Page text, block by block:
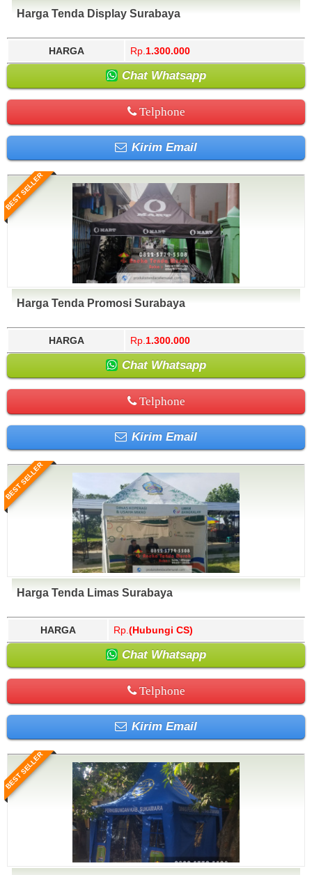
Harga Tenda Display Surabaya
HARGA Rp. 1.300.000
Chat Whatsapp
Telphone
Kirim Email
BEST SELLER
Harga Tenda Promosi Surabaya
HARGA Rp. 1.300.000
Chat Whatsapp
Telphone
Kirim Email
BEST SELLER
Harga Tenda Limas Surabaya
HARGA Rp. (Hubungi CS)
Chat Whatsapp
Telphone
Kirim Email
BEST SELLER